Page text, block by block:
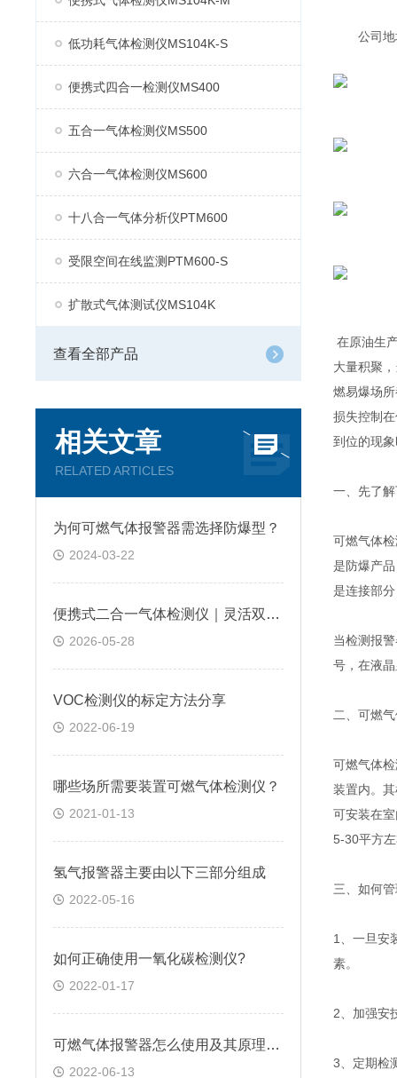
低功耗气体检测仪MS104K-S
便携式四合一检测仪MS400
五合一气体检测仪MS500
六合一气体检测仪MS600
十八合一气体分析仪PTM600
受限空间在线监测PTM600-S
扩散式气体测试仪MS104K
查看全部产品
相关文章
RELATED ARTICLES
为何可燃气体报警器需选择防爆型？
2024-03-22
便携式二合一气体检测仪｜灵活双气检测，让工业安全巡检更可靠
2026-05-28
VOC检测仪的标定方法分享
2022-06-19
哪些场所需要装置可燃气体检测仪？
2021-01-13
氢气报警器主要由以下三部分组成
2022-05-16
如何正确使用一氧化碳检测仪?
2022-01-17
可燃气体报警器怎么使用及其原理介绍
2022-06-13
公司地址
在原油生
大量积聚
燃易爆场
损失控制
到位的现
一、先了
可燃气体
是防爆产
是连接部
当检测报
号，在液
二、可燃
可燃气体
装置内。
可安装在
5-30平方
三、如何
1、一旦安
素。
2、加强安
3、定期检